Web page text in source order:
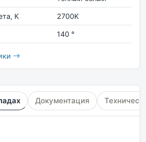
К 2700K
140 °
Документация